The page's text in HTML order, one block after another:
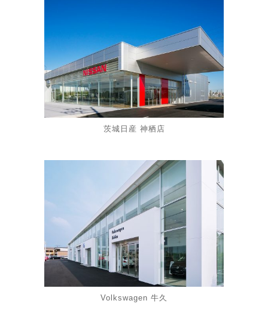
茨城日産 神栖店
Volkswagen 牛久